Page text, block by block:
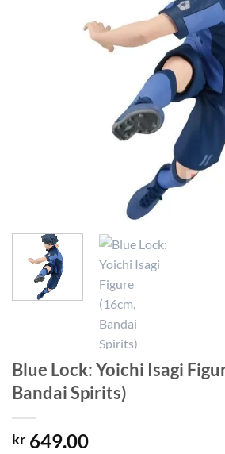
Blue Lock: Yoichi Isagi
Bandai Spirits)
kr 649.00